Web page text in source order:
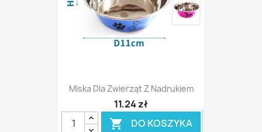
Miska Dla Zwierząt Z Nadrukiem
11,24 zł
 DO KOSZYKA